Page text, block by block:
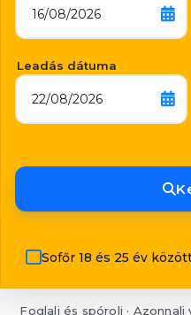
16/08/2026
Leadás dátuma
22/08/2026
Sofőr 18 és 25 év
Foglalj és spórolj ·